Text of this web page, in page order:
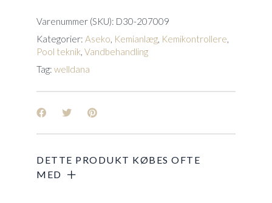
Varenummer (SKU): D30-207009
Kategorier: Aseko Kemianlæg Kemikontrollere
Pool teknik Vandbehandling
Tag: welldana